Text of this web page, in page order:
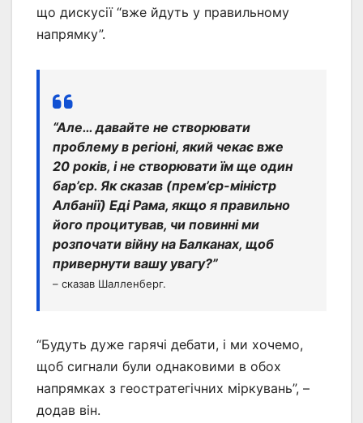
що дискусії “вже йдуть у правильному
напрямку”.
“Але… давайте не створювати
проблему в регіоні, який чекає вже
20 років, і не створювати їм ще один
бар’єр. Як сказав (прем’єр-міністр
Албанії) Еді Рама, якщо я правильно
його процитував, чи повинні ми
розпочати війну на Балканах, щоб
привернути вашу увагу?”
– сказав Шалленберг.
“Будуть дуже гарячі дебати, і ми хочемо,
щоб сигнали були однаковими в обох
напрямках з геостратегічних міркувань”, –
додав він.